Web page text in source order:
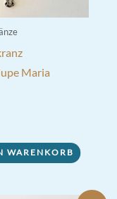
Maria
WARENKORB